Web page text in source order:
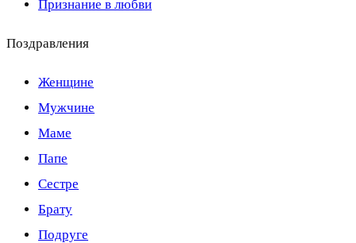
Признание в любви
Поздравления
Женщине
Мужчине
Маме
Папе
Сестре
Брату
Подруге